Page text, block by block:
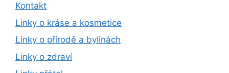
Kontakt
Linky o kráse a kosmetice
Linky o přírodě a bylinách
Linky o zdraví